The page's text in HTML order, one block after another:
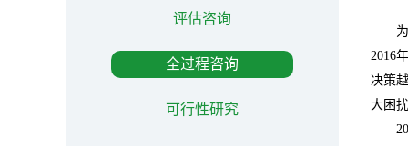
评估咨询
全过程咨询
可行性研究
2016
决策
大困